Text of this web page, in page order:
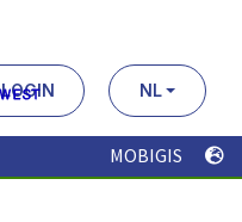
LOGIN NL
MOBIGIS